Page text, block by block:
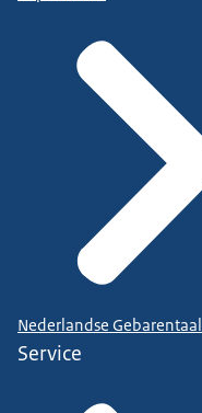
Nederlandse Gebarentaal
Service